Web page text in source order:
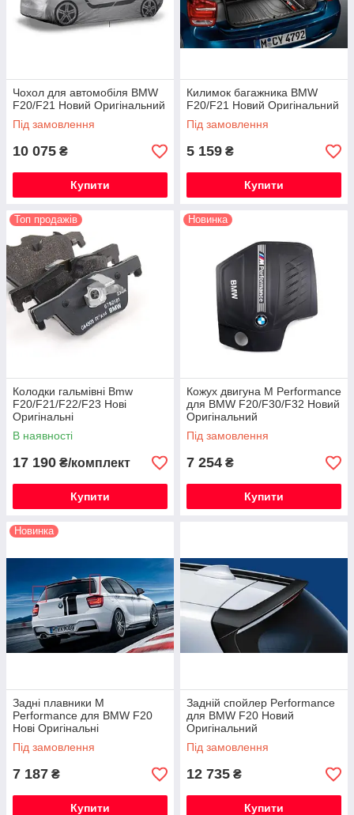
Чохол для автомобіля BMW
F20/F21 Новий Оригінальний
Під замовлення
10 075 ₴
Купити
Килимок багажника BMW
F20/F21 Новий Оригінальний
Під замовлення
5 159 ₴
Купити
Топ продажів
Колодки гальмівні Bmw
F20/F21/F22/F23 Нові
Оригінальні
В наявності
17 190 ₴/комплект
Купити
Новинка
Кожух двигуна M Performance
для BMW F20/F30/F32 Новий
Оригінальний
Під замовлення
7 254 ₴
Купити
Новинка
Задні плавники M
Performance для BMW F20
Нові Оригінальні
Під замовлення
7 187 ₴
Купити
Задній спойлер Performance
для BMW F20 Новий
Оригінальний
Під замовлення
12 735 ₴
Купити